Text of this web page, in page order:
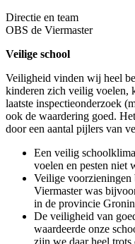
Directie en team
OBS de Viermaster
Veilige school
Veiligheid vinden wij heel
kinderen zich veilig voelen,
laatste inspectieonderzoek
ook de waardering goed.
door een aantal pijlers van
Een veilig
voelen en pesten niet
Veilige voorzieningen
Viermaster was
in de provincie
De veiligheid van
waardeerde onze
zijn we daar heel trots